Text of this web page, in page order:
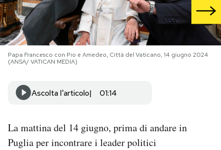
I MIEI PREFERITI
SHOP
Area Personale
Newsletter
Papa Francesco con Pio e Amedeo, Città del Vaticano, 14 giugno 2024
(ANSA/ VATICAN MEDIA)
Ascolta l'articolo 01:14
La mattina del 14 giugno, prima di andare in
Puglia per incontrare i leader politici